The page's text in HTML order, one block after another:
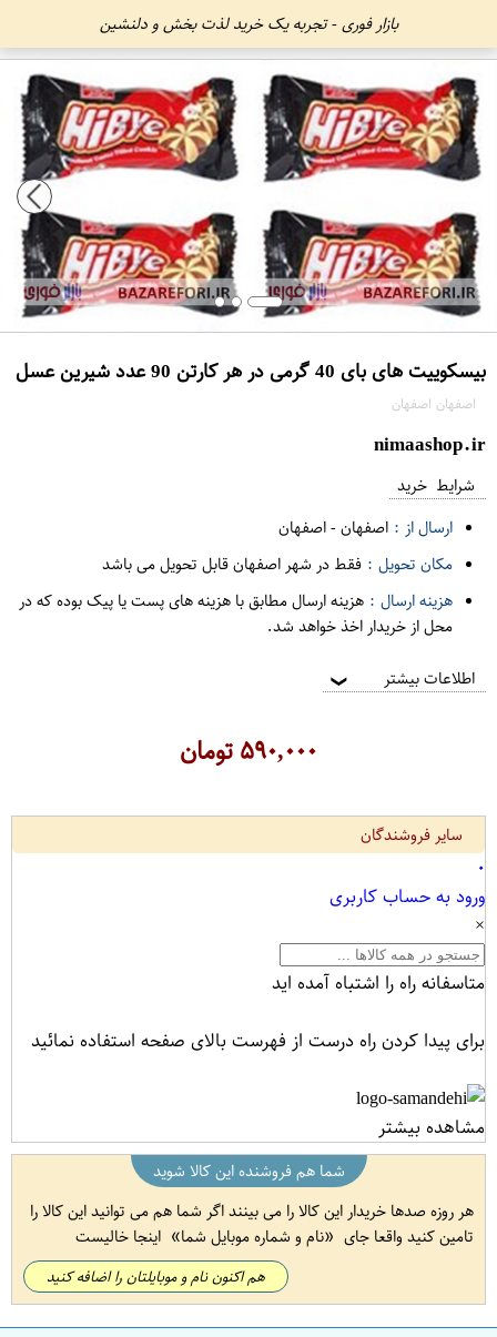
بازار فوری - تجربه یک خرید لذت بخش و دلنشین
بیسکوییت های بای 40 گرمی در هر کارتن 90 عدد شیرین عسل
اصفهان اصفهان
nimaashop.ir
شرایط خرید
ارسال از : اصفهان-اصفهان
مکان تحویل : فقط در شهر اصفهان قابل تحویل می باشد
هزینه ارسال : هزینه ارسال مطابق با هزینه های پست یا پیک بوده که در
محل از خریدار اخذ خواهد شد.
اطلاعات بیشتر ❯
۵۹۰,۰۰۰تومان
سایر فروشندگان
۰
ورود به حساب کاربری
×
متاسفانه راه را اشتباه آمده اید
برای پیدا کردن راه درست از فهرست بالای صفحه استفاده نمائید
مشاهده بیشتر
شما هم فروشنده این کالا شوید
هر روزه صدها خریدار این کالا را می بینند اگر شما هم می توانید این کالا را
تامین کنید واقعا جای
نام و شماره موبایل شما اینجا خالیست
هم اکنون نام و موبایلتان را اضافه کنید